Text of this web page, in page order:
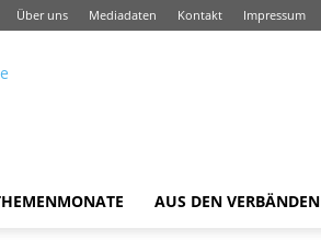
Über uns Mediadaten Kontakt Impressum
AUS DEN VERBÄNDEN